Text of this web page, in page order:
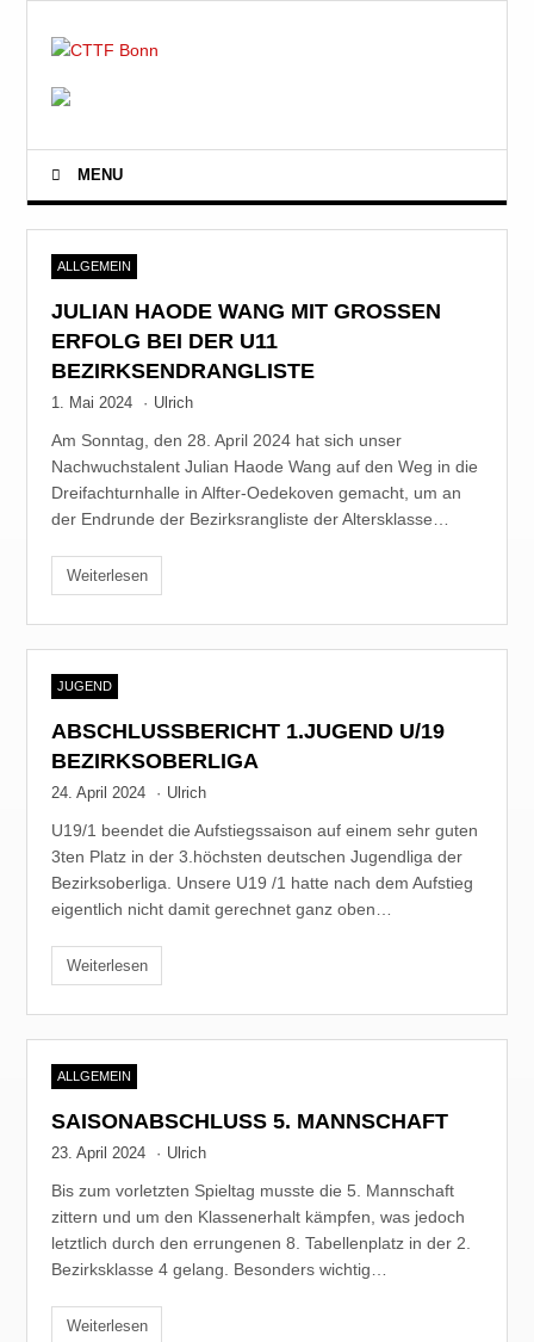
MENU
ALLGEMEIN
JULIAN HAODE WANG MIT GROSSEN E
RFOLG BEI DER U11 B
EZIRKSENDRANGLISTE
1. Mai 2024 · Ulrich
Am Sonntag, den 28. April 2024 hat sich unser
Nachwuchstalent Julian Haode Wang auf den Weg in die
Dreifachturnhalle in Alfter-Oedekoven gemacht, um an
der Endrunde der Bezirksrangliste der Altersklasse…
Weiterlesen
JUGEND
ABSCHLUSSBERICHT 1.JUGEND U/19
BEZIRKSOBERLIGA
24. April 2024 · Ulrich
U19/1 beendet die Aufstiegssaison auf einem sehr guten
3ten Platz in der 3.höchsten deutschen Jugendliga der
Bezirksoberliga. Unsere U19 /1 hatte nach dem Aufstieg
eigentlich nicht damit gerechnet ganz oben…
Weiterlesen
ALLGEMEIN
SAISONABSCHLUSS 5. MANNSCHAFT
23. April 2024 · Ulrich
Bis zum vorletzten Spieltag musste die 5. Mannschaft
zittern und um den Klassenerhalt kämpfen, was jedoch
letztlich durch den errungenen 8. Tabellenplatz in der 2.
Bezirksklasse 4 gelang. Besonders wichtig…
Weiterlesen